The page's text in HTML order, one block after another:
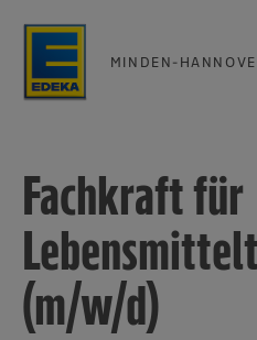
MINDEN-
Fachkraft für
(m/w/d)